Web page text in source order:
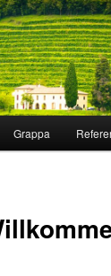
Grappa